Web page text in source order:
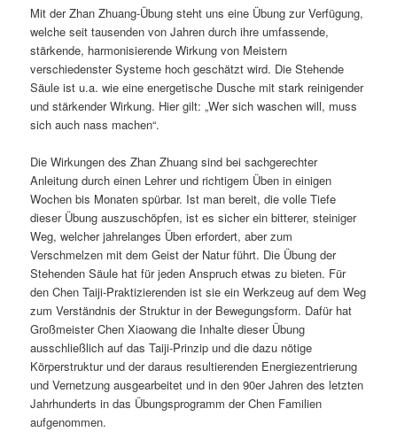
Mit der Zhan Zhuang-Übung steht uns eine Übung zur Verfügung,
welche seit tausenden von Jahren durch ihre umfassende,
stärkende, harmonisierende Wirkung von Meistern
verschiedenster Systeme hoch geschätzt wird. Die Stehende
Säule ist u.a. wie eine energetische Dusche mit stark reinigender
und stärkender Wirkung. Hier gilt: „Wer sich waschen will, muss
sich auch nass machen“.
Die Wirkungen des Zhan Zhuang sind bei sachgerechter
Anleitung durch einen Lehrer und richtigem Üben in einigen
Wochen bis Monaten spürbar. Ist man bereit, die volle Tiefe
dieser Übung auszuschöpfen, ist es sicher ein bitterer, steiniger
Weg, welcher jahrelanges Üben erfordert, aber zum
Verschmelzen mit dem Geist der Natur führt. Die Übung der
Stehenden Säule hat für jeden Anspruch etwas zu bieten. Für
den Chen Taiji-Praktizierenden ist sie ein Werkzeug auf dem Weg
zum Verständnis der Struktur in der Bewegungsform. Dafür hat
Großmeister Chen Xiaowang die Inhalte dieser Übung
ausschließlich auf das Taiji-Prinzip und die dazu nötige
Körperstruktur und der daraus resultierenden Energiezentrierung
und Vernetzung ausgearbeitet und in den 90er Jahren des letzten
Jahrhunderts in das Übungsprogramm der Chen Familien
aufgenommen.